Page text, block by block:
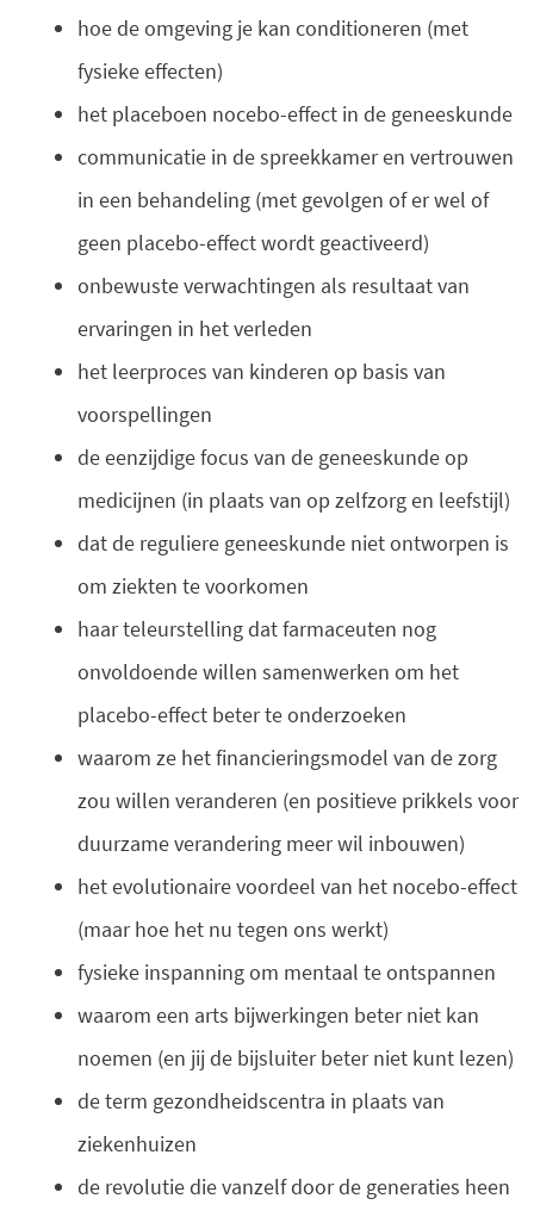
hoe de omgeving je kan conditioneren (met
fysieke effecten)
het placeboen nocebo-effect in de geneeskunde
communicatie in de spreekkamer en vertrouwen
in een behandeling (met gevolgen of er wel of
geen placebo-effect wordt geactiveerd)
onbewuste verwachtingen als resultaat van
ervaringen in het verleden
het leerproces van kinderen op basis van
voorspellingen
de eenzijdige focus van de geneeskunde op
medicijnen (in plaats van op zelfzorg en leefstijl)
dat de reguliere geneeskunde niet ontworpen is
om ziekten te voorkomen
haar teleurstelling dat farmaceuten nog
onvoldoende willen samenwerken om het
placebo-effect beter te onderzoeken
waarom ze het financieringsmodel van de zorg
zou willen veranderen (en positieve prikkels voor
duurzame verandering meer wil inbouwen)
het evolutionaire voordeel van het nocebo-effect
(maar hoe het nu tegen ons werkt)
fysieke inspanning om mentaal te ontspannen
waarom een arts bijwerkingen beter niet kan
noemen (en jij de bijsluiter beter niet kunt lezen)
de term gezondheidscentra in plaats van
ziekenhuizen
de revolutie die vanzelf door de generaties heen